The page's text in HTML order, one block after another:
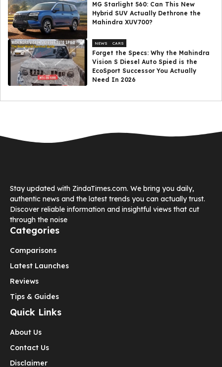
MG Starlight 560: Can This New
Hybrid SUV Actually Dethrone the
Mahindra XUV700?
NEWS CARS
Forget the Specs: Why the Mahindra
Vision S Diesel Auto Spied is the
EcoSport Successor You Actually
Need In 2026
Stay updated with ZindaTimes.com. We bring you daily,
authentic news and the latest trends you can actually trust.
Discover reliable information and insightful views that cut
through the noise
Categories
Comparisons
Latest Launches
Reviews
Tips & Guides
Quick Links
About Us
Contact Us
Disclaimer